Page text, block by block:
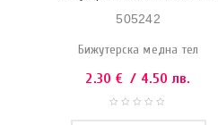
505242
Бижутерска медна тел
2.30 € / 4.50 лв.